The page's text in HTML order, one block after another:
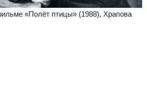
«Полёт птицы» (1988), Храпова